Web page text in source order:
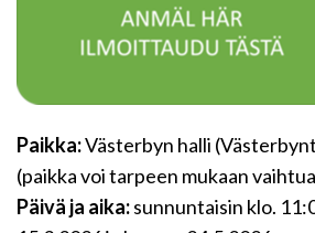
Paikka:Västerbyn halli
(paikka voi tarpeen mukaan
Päivä ja aika:sunnuntaisin klo.